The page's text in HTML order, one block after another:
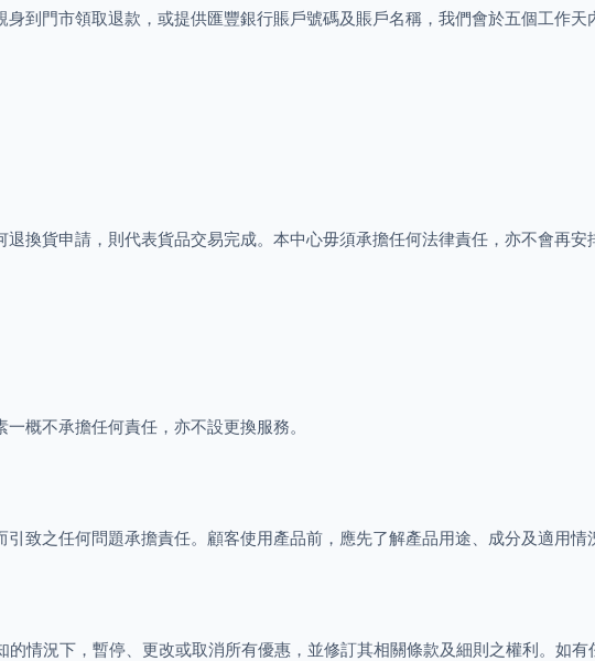
到門市領取退款，或提供匯豐銀行賬戶號碼及賬戶名稱，我們會於五個工作
換貨申請，則代表貨品交易完成。本中心毋須承擔任何法律責任，亦不會再安
概不承擔任何責任，亦不設更換服務。
致之任何問題承擔責任。顧客使用產品前，應先了解產品用途、成分及適用情
情況下，暫停、更改或取消所有優惠，並修訂其相關條款及細則之權利。如有